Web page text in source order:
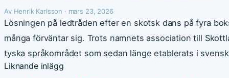
Av Henrik Karlsson · mars 23, 2026
Lösningen på ledtråden efter en skotsk dans på fyra
många förväntar sig. Trots namnets association till
tyska språkområdet som sedan länge etablerats i
Liknande inlägg